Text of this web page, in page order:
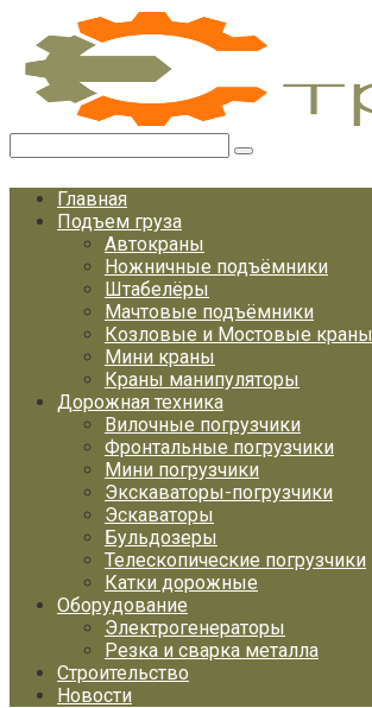
Перейти
контенту
Главная
Подъем груза
Автокраны
Ножничные подъёмники
Штабелёры
Мачтовые подъёмники
Козловые и Мостовые краны
Мини краны
Краны манипуляторы
Дорожная техника
Вилочные погрузчики
Фронтальные погрузчики
Мини погрузчики
Экскаваторы-погрузчики
Эскаваторы
Бульдозеры
Телескопические погрузчики
Катки дорожные
Оборудование
Электрогенераторы
Резка и сварка металла
Строительство
Новости